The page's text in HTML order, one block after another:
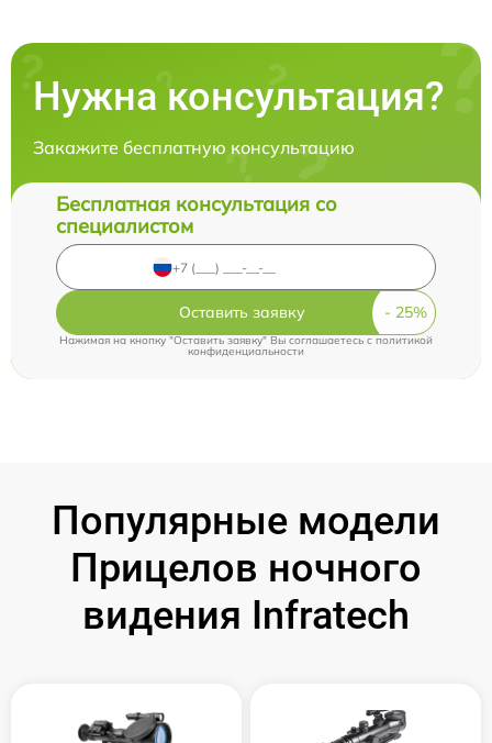
Нужна консультация?
Закажите бесплатную консультацию
Бесплатная консультация со
специалистом
Оставить заявку
Нажимая на кнопку "Оставить заявку" Вы соглашаетесь cполитикой
конфиденциальности
Популярные модели
Прицелов ночного
видения Infratech